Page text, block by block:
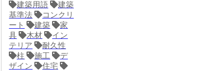
建築用語
建築
基準法
コンクリ
ート
建築
家
具
木材
イン
テリア
耐久性
柱
施工
デ
ザイン
住宅